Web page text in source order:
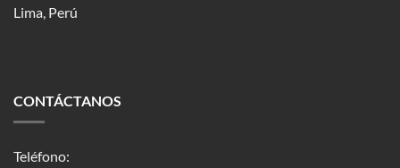
Lima, Perú
CONTÁCTANOS
Teléfono: